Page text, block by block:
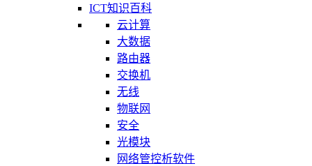
ICT知识百科
云计算
大数据
路由器
交换机
无线
物联网
安全
光模块
网络管控析软件